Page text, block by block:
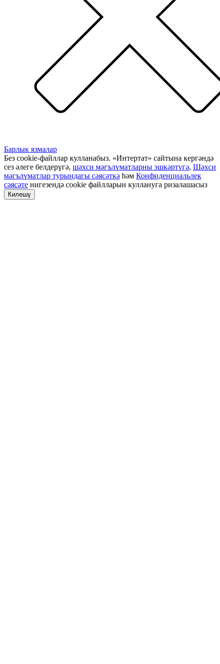
Барлык язмалар
Без cookie-файллар кулланабыз. «Интертат» сайтына кергәндә
сез әлеге белдерүгә, шәхси мәгълүматларны эшкәртүгә, Шәхси
мәгълүматлар турындагы сәясәткә һәм Конфиденциальлек
сәясәте нигезендә cookie файлларын куллануга ризалашасыз
Килешү